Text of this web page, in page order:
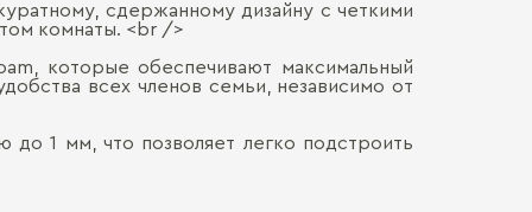
сдержанному дизайну с четкими
комнаты. <br />
которые обеспечивают максимальный
всех членов семьи, независимо от
1 мм, что позволяет легко подстроить